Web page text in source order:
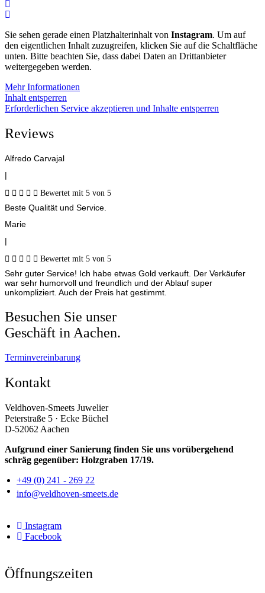
Sie sehen gerade einen Platzhalterinhalt von Instagram. Um auf
den eigentlichen Inhalt zuzugreifen, klicken Sie auf die Schaltfläche
unten. Bitte beachten Sie, dass dabei Daten an Drittanbieter
weitergegeben werden.
Mehr Informationen
Inhalt entsperren
Erforderlichen Service akzeptieren und Inhalte entsperren
Reviews
Alfredo Carvajal
|
     Bewertet mit 5 von 5
Beste Qualität und Service.
Marie
|
     Bewertet mit 5 von 5
Sehr guter Service! Ich habe etwas Gold verkauft. Der Verkäufer
war sehr humorvoll und freundlich und der Ablauf super
unkompliziert. Auch der Preis hat gestimmt.
Besuchen Sie unser
Geschäft in Aachen.
Terminvereinbarung
Kontakt
Veldhoven-Smeets Juwelier
Peterstraße 5 · Ecke Büchel
D-52062 Aachen
Aufgrund einer Sanierung finden Sie uns vorübergehend
schräg gegenüber: Holzgraben 17/19.
+49 (0) 241 - 269 22
info@veldhoven-smeets.de
Instagram
Facebook
Öffnungszeiten